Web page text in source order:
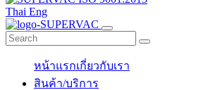
Thai Eng
หน้าแรกเกี่ยวกับเรา
สินค้า/บริการ